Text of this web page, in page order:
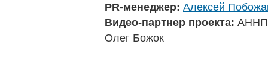
PR-менеджер: Алексей
Видео-партнер проекта:
Олег Божок